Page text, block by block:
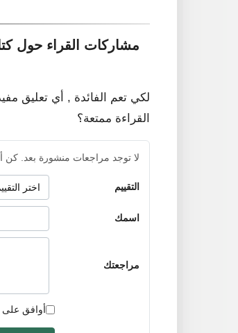
مشاركات القراء حول
لكي تعم الفائدة , أي تعليق
القراءة ممتعة؟
لا توجد مراجعات منشورة بعد. كن
التقييم
اسمك
مراجعتك
أوافق على